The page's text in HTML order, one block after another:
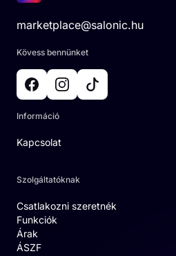
marketplace@salonic.hu
Kövess bennünket
Információ
Kapcsolat
Szolgáltatóknak
Csatlakozni szeretnék
Funkciók
Árak
ÁSZF